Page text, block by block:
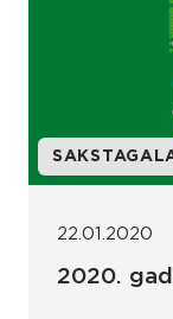
22.01.2020
2020.